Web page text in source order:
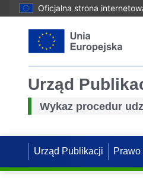
Oficjalna strona
Urząd
Wykaz procedur
Urząd Publikacji Prawo